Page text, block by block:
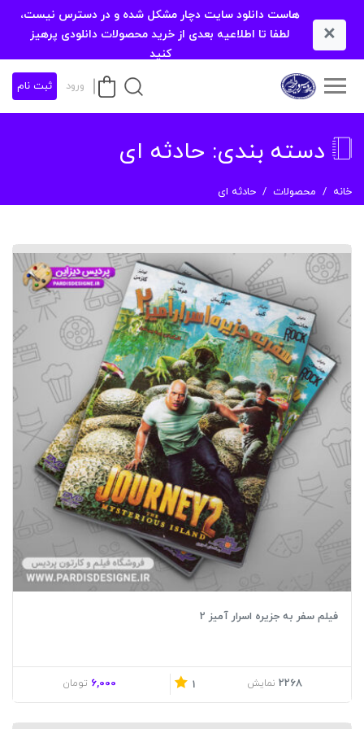
×
هاست دانلود سایت دچار مشکل شده و در دسترس نیست،
لطفا تا اطلاعیه بعدی از خرید محصولات دانلودی پرهیز
کنید
ورود ثبت نام
دسته بندی: حادثه ای
خانه محصولات حادثه ای
فیلم سفر به جزیره اسرار آمیز 2
2268 نمایش 1
6,000 تومان